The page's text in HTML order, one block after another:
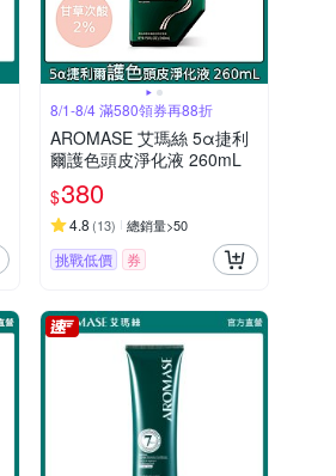
8/1-8/4 滿580領券再88折
AROMASE 艾瑪絲 5α捷利
爾護色頭皮淨化液 260mL
$380
4.8 (13) 總銷量>50
挑戰低價 券